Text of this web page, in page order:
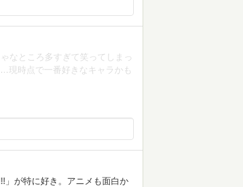
なところ多すぎて笑ってしまっ
現時点で一番好きなキャラかも
」が特に好き。アニメも面白か